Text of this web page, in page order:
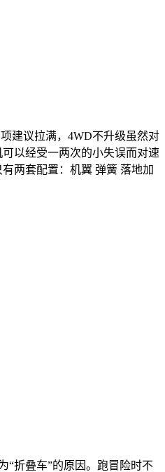
建议拉满，4WD不升级虽然对
以经受一两次的小失误而对速
两套配置：机翼 弹簧 落地加
“折叠车”的原因。跑冒险时不